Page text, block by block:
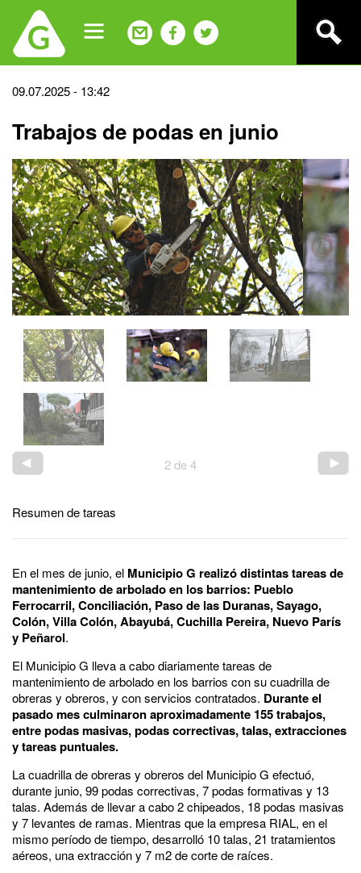
navigation
Back
top
09.07.2025 - 13:42
Trabajos de podas en junio
2de4
Resumen de tareas
En el mes de junio, el Municipio G realizó distintas tareas de
mantenimiento de arbolado en los barrios: Pueblo
Ferrocarril, Conciliación, Paso de las Duranas, Sayago,
Colón, Villa Colón, Abayubá, Cuchilla Pereira, Nuevo París
y Peñarol.
El Municipio G lleva a cabo diariamente tareas de
mantenimiento de arbolado en los barrios con su cuadrilla de
obreras y obreros, y con servicios contratados. Durante el
pasado mes culminaron aproximadamente 155 trabajos,
entre podas masivas, podas correctivas, talas, extracciones
y tareas puntuales.
La cuadrilla de obreras y obreros del Municipio G efectuó,
durante junio, 99 podas correctivas, 7 podas formativas y 13
talas. Además de llevar a cabo 2 chipeados, 18 podas masivas
y 7 levantes de ramas. Mientras que la empresa RIAL, en el
mismo período de tiempo, desarrolló 10 talas, 21 tratamientos
aéreos, una extracción y 7 m2 de corte de raíces.